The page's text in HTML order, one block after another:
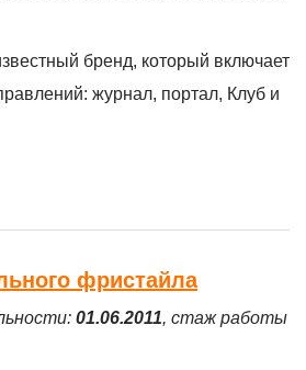
бренд, который включает
журнал, портал, Клуб и
фристайла
01.06.2011, стаж работы